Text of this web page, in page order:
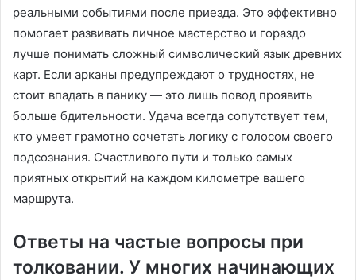
реальными событиями после приезда. Это эффективно
помогает развивать личное мастерство и гораздо
лучше понимать сложный символический язык древних
карт. Если арканы предупреждают о трудностях, не
стоит впадать в панику — это лишь повод проявить
больше бдительности. Удача всегда сопутствует тем,
кто умеет грамотно сочетать логику с голосом своего
подсознания. Счастливого пути и только самых
приятных открытий на каждом километре вашего
маршрута.
Ответы на частые вопросы при
толковании. У многих начинающих